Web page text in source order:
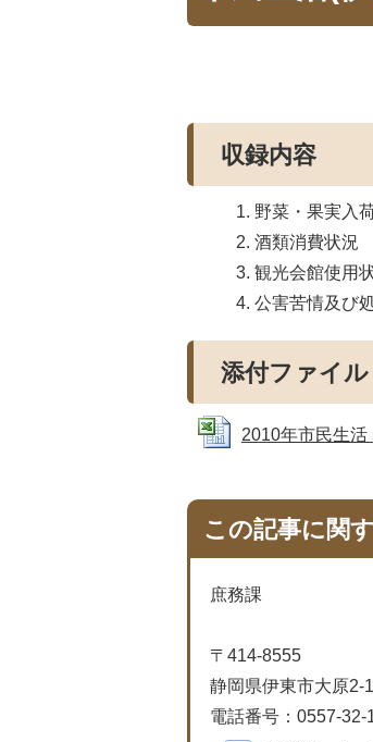
収録内容
野菜・果実入
酒類消費状況
観光会館使用
公害苦情及び
添付ファイル
2010年市民生
この記事に関
庶務課
〒414-8555
静岡県伊東市大原2-
電話番号：0557-